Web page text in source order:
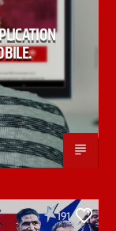
191